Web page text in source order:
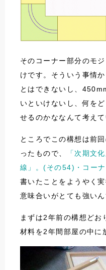
そのコーナー部分のモ
けです。そういう事情
とはできないし、
いといけないし、何を
せるのかななんて考えて
ところでこの構想は前
ったもので、
「次期文
線」。(その54)・コーナ
書いたことをようやく
意味合いがとても強いん
まずは2年前の構想どお
材料を2年間部屋の中に